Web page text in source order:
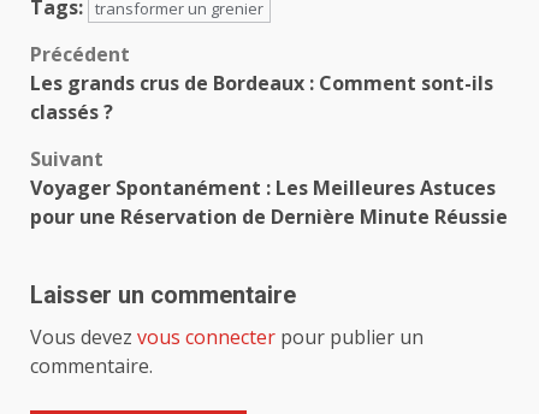
Tags: transformer un grenier
Navigation
d’article
Précédent
Les grands crus de Bordeaux : Comment sont-ils
classés ?
Suivant
Voyager Spontanément : Les Meilleures Astuces
pour une Réservation de Dernière Minute Réussie
Laisser un commentaire
Vous devez vous connecter pour publier un
commentaire.